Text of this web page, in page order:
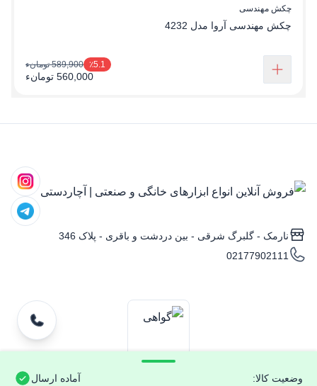
وضعیت کالا: آماده ارسال
چکش مهندسی
چکش مهندسی آروا مدل 4232
٪5.1 589,900 تومانء
560,000 تومانء
نارمک - گلبرگ شرقی - بین دردشت و باقری - پلاک 346
02177902111